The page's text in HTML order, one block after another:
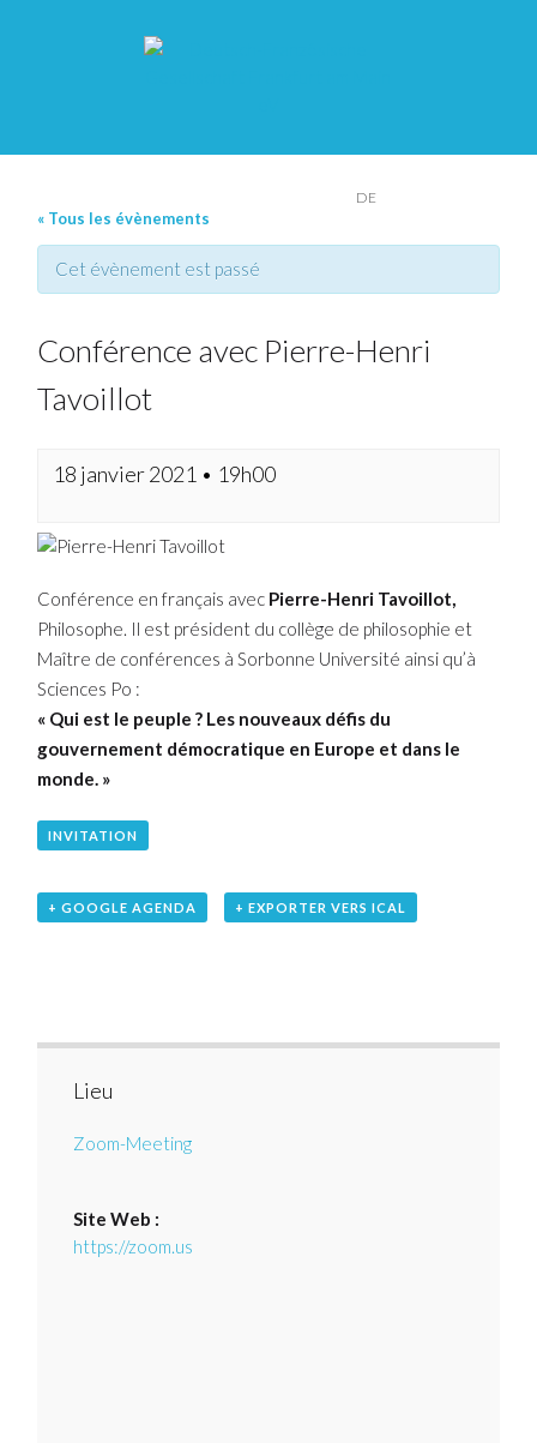
DE
« Tous les évènements
Cet évènement est passé
Conférence avec Pierre-Henri
Tavoillot
18 janvier 2021 • 19h00
Conférence en français avec Pierre-Henri Tavoillot,
Philosophe. Il est président du collège de philosophie et
Maître de conférences à Sorbonne Université ainsi qu’à
Sciences Po :
« Qui est le peuple ? Les nouveaux défis du
gouvernement démocratique en Europe et dans le
monde. »
INVITATION
+ GOOGLE AGENDA + EXPORTER VERS ICAL
Lieu
Zoom-Meeting
Site Web :
https://zoom.us